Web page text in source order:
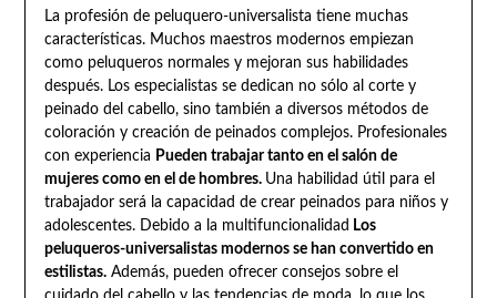
La profesión de peluquero-universalista tiene muchas
características. Muchos maestros modernos empiezan
como peluqueros normales y mejoran sus habilidades
después. Los especialistas se dedican no sólo al corte y
peinado del cabello, sino también a diversos métodos de
coloración y creación de peinados complejos. Profesionales
con experiencia Pueden trabajar tanto en el salón de
mujeres como en el de hombres. Una habilidad útil para el
trabajador será la capacidad de crear peinados para niños y
adolescentes. Debido a la multifuncionalidad Los
peluqueros-universalistas modernos se han convertido en
estilistas.Además, pueden ofrecer consejos sobre el